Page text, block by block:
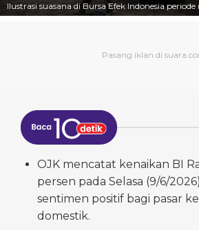
Ilustrasi suasana di Bursa Efek Indonesia
OJK mencatat kenaikan BI
persen pada Selasa (9/6/
sentimen positif bagi pasar
domestik.